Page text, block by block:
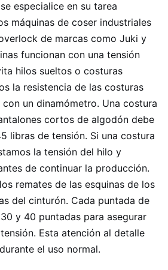
especialice en su tarea
máquinas de coser industriales
de marcas como Juki y
funcionan con una tensión
hilos sueltos o costuras
la resistencia de las costuras
un dinamómetro. Una costura
cortos de algodón debe
libras de tensión. Si una costura
la tensión del hilo y
de continuar la producción.
remates de las esquinas de los
del cinturón. Cada puntada de
y 40 puntadas para asegurar
Esta atención al detalle
el uso normal.